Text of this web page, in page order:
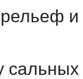
и
сальных